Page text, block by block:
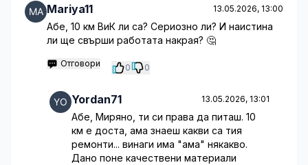
Mariya11 13.05.2026, 13:00
Абе, 10 км ВиК ли са? Сериозно ли? И наистина
ли ще свърши работата накрая? 🤔
Отговори 0 0
Yordan71 13.05.2026, 13:01
Абе, Миряно, ти си права да питаш. 10
км е доста, ама знаеш какви са тия
ремонти... винаги има "ама" някакво.
Дано поне качествени материали